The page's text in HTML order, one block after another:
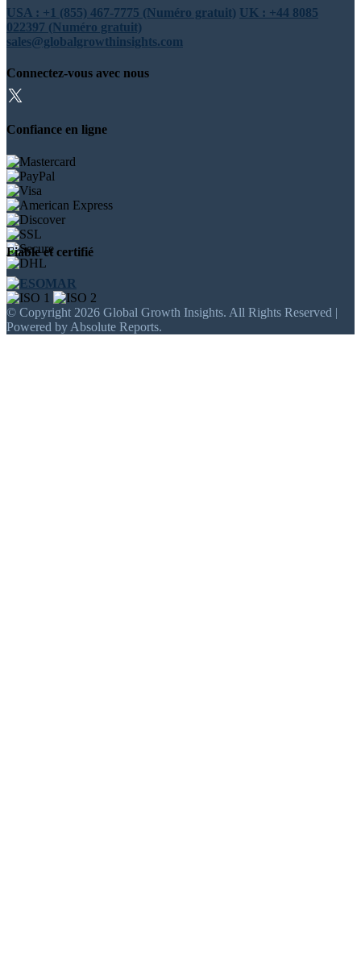
USA : +1 (855) 467-7775 (Numéro gratuit) UK : +44 8085
022397 (Numéro gratuit)
sales@globalgrowthinsights.com
Connectez-vous avec nous
Confiance en ligne
Fiable et certifié
© Copyright 2026 Global Growth Insights. All Rights Reserved |
Powered by Absolute Reports.